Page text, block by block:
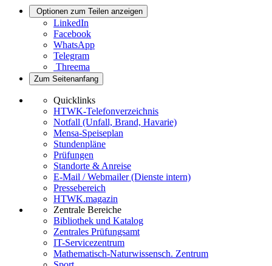
Optionen zum Teilen anzeigen
LinkedIn
Facebook
WhatsApp
Telegram
Threema
Zum Seitenanfang
Quicklinks
HTWK-Telefonverzeichnis
Notfall (Unfall, Brand, Havarie)
Mensa-Speiseplan
Stundenpläne
Prüfungen
Standorte & Anreise
E-Mail / Webmailer (Dienste intern)
Pressebereich
HTWK.magazin
Zentrale Bereiche
Bibliothek und Katalog
Zentrales Prüfungsamt
IT-Servicezentrum
Mathematisch-Naturwissensch. Zentrum